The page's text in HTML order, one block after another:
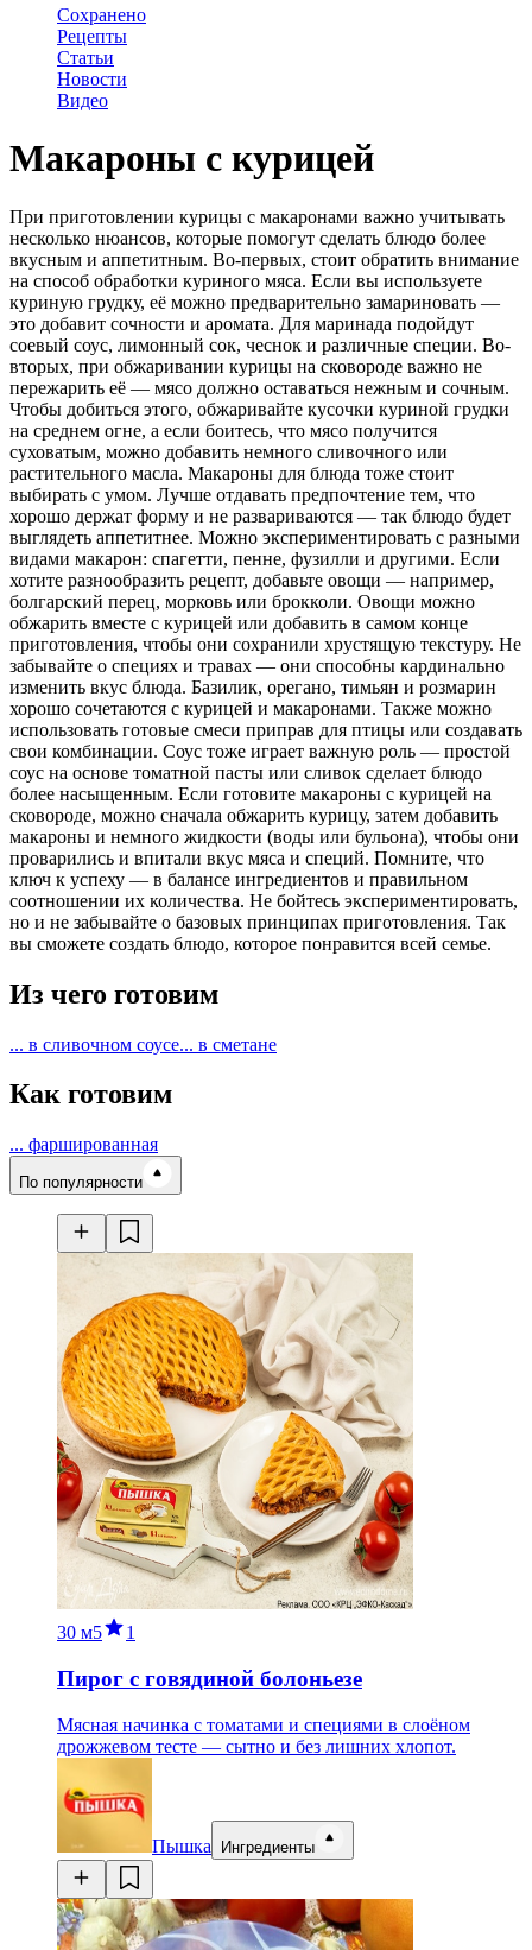
Сохранено
Рецепты
Статьи
Новости
Видео
Макароны с курицей
При приготовлении курицы с макаронами важно учитывать
несколько нюансов, которые помогут сделать блюдо более
вкусным и аппетитным. Во-первых, стоит обратить внимание
на способ обработки куриного мяса. Если вы используете
куриную грудку, её можно предварительно замариновать —
это добавит сочности и аромата. Для маринада подойдут
соевый соус, лимонный сок, чеснок и различные специи. Во-
вторых, при обжаривании курицы на сковороде важно не
пережарить её — мясо должно оставаться нежным и сочным.
Чтобы добиться этого, обжаривайте кусочки куриной грудки
на среднем огне, а если боитесь, что мясо получится
суховатым, можно добавить немного сливочного или
растительного масла. Макароны для блюда тоже стоит
выбирать с умом. Лучше отдавать предпочтение тем, что
хорошо держат форму и не развариваются — так блюдо будет
выглядеть аппетитнее. Можно экспериментировать с разными
видами макарон: спагетти, пенне, фузилли и другими. Если
хотите разнообразить рецепт, добавьте овощи — например,
болгарский перец, морковь или брокколи. Овощи можно
обжарить вместе с курицей или добавить в самом конце
приготовления, чтобы они сохранили хрустящую текстуру. Не
забывайте о специях и травах — они способны кардинально
изменить вкус блюда. Базилик, орегано, тимьян и розмарин
хорошо сочетаются с курицей и макаронами. Также можно
использовать готовые смеси приправ для птицы или создавать
свои комбинации. Соус тоже играет важную роль — простой
соус на основе томатной пасты или сливок сделает блюдо
более насыщенным. Если готовите макароны с курицей на
сковороде, можно сначала обжарить курицу, затем добавить
макароны и немного жидкости (воды или бульона), чтобы они
проварились и впитали вкус мяса и специй. Помните, что
ключ к успеху — в балансе ингредиентов и правильном
соотношении их количества. Не бойтесь экспериментировать,
но и не забывайте о базовых принципах приготовления. Так
вы сможете создать блюдо, которое понравится всей семье.
Из чего готовим
... в сливочном соусе... в сметане
Как готовим
... фаршированная
Время готовки
По популярности
30 м5 1
Пирог с говядиной болоньезе
Мясная начинка с томатами и специями в слоёном
дрожжевом тесте — сытно и без лишних хлопот.
Пышка Ингредиенты